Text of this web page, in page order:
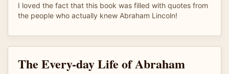
I loved the fact that this book was filled with quotes from
the people who actually knew Abraham Lincoln!
The Every-day Life of Abraham